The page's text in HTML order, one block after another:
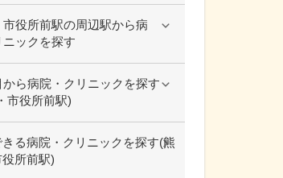
役所前駅の周辺駅から病
ニックを探す
ら病院・クリニックを探す
市役所前駅)
る病院・クリニックを探す(熊
所前駅)